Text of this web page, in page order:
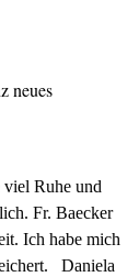
neues
viel Ruhe und
Fr. Baecker
Ich habe mich
Daniela